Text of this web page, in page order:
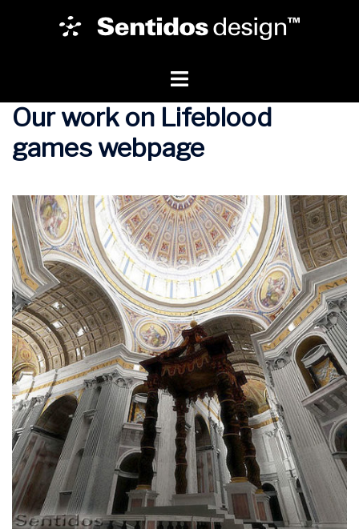
Toggle
Our work on Lifeblood
games webpage